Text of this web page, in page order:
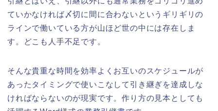
ていかなければ〆切に間に合わないというギリギリの
ラインで働いている方が山ほど世の中には存在しま
す。どこも人手不足です。
そんな貴重な時間を効率よくお互いのスケジュールが
あったタイミングで使いこなして引き継ぎを達成しな
ければならないのが現実です。作り方の見本としても